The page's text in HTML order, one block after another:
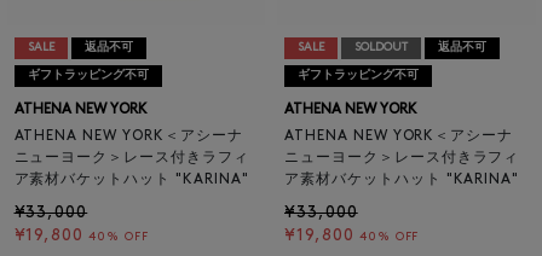
SALE 返品不可
ギフトラッピング不可
ATHENA NEW YORK
ATHENA NEW YORK＜アシーナ
ニューヨーク＞レース付きラフィ
ア素材バケットハット "KARINA"
¥33,000
¥19,800 40% OFF
SALE SOLDOUT 返品不可
ギフトラッピング不可
ATHENA NEW YORK
ATHENA NEW YORK＜アシーナ
ニューヨーク＞レース付きラフィ
ア素材バケットハット "KARINA"
¥33,000
¥19,800 40% OFF